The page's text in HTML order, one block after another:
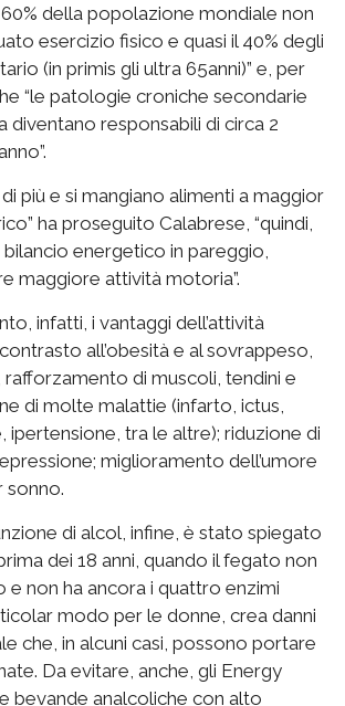
della popolazione mondiale non
esercizio fisico e quasi il 40% degli
(in primis gli ultra 65anni)” e, per
“le patologie croniche secondarie
diventano responsabili di circa 2
di più e si mangiano alimenti a maggior
ha proseguito Calabrese, “quindi,
energetico in pareggio,
maggiore attività motoria”.
infatti, i vantaggi dell’attività
all’obesità e al sovrappeso,
rafforzamento di muscoli, tendini e
di molte malattie (infarto, ictus,
ipertensione, tra le altre); riduzione di
miglioramento dell’umore
sonno.
di alcol, infine, è stato spiegato
dei 18 anni, quando il fegato non
e non ha ancora i quattro enzimi
modo per le donne, crea danni
che, in alcuni casi, possono portare
Da evitare, anche, gli Energy
bevande analcoliche con alto